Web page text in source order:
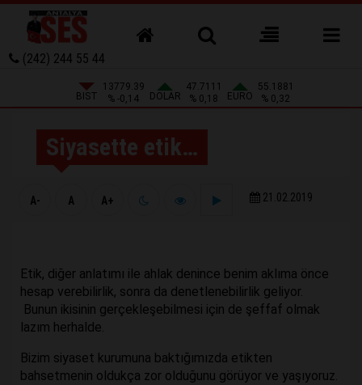
(242) 244 55 44
BIST
13779.39
% -0,14
DOLAR
47.7111
% 0,18
EURO
55.1881
% 0,32
Siyasette etik…
A- A A+ 21.02.2019
Etik, diğer anlatımı ile ahlak denince benim aklıma önce
hesap verebilirlik, sonra da denetlenebilirlik geliyor.
Bunun ikisinin gerçekleşebilmesi için de şeffaf olmak
lazım herhalde.
Bizim siyaset kurumuna baktığımızda etikten
bahsetmenin oldukça zor olduğunu görüyor ve yaşıyoruz.